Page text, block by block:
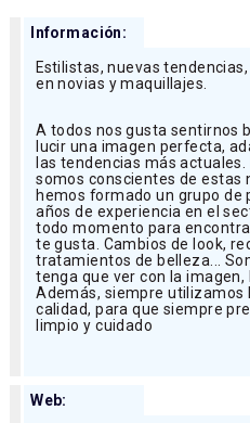
Información:
Estilistas, nuevas
en novias y maquillajes.
A todos nos gusta sentirnos
lucir una imagen perfecta,
las tendencias más actuales.
somos conscientes de estas
hemos formado un grupo de
años de experiencia en el
todo momento para
te gusta. Cambios de look,
tratamientos de belleza...
tenga que ver con la imagen,
Además, siempre utilizamos
calidad, para que siempre
limpio y cuidado
Web: